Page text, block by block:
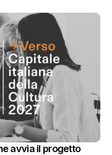
avvia il progetto